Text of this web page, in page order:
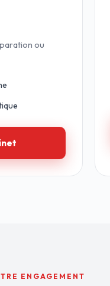
ou
ENGAGEMENT